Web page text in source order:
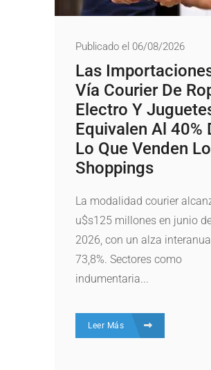
Publicado el 06/08/2026
Las
Vía Courier De
Electro Y
Equivalen Al 40%
Lo Que Venden
Shoppings
La modalidad courier
u$s125 millones en junio
2026, con un alza
73,8%. Sectores como
indumentaria...
Leer Más